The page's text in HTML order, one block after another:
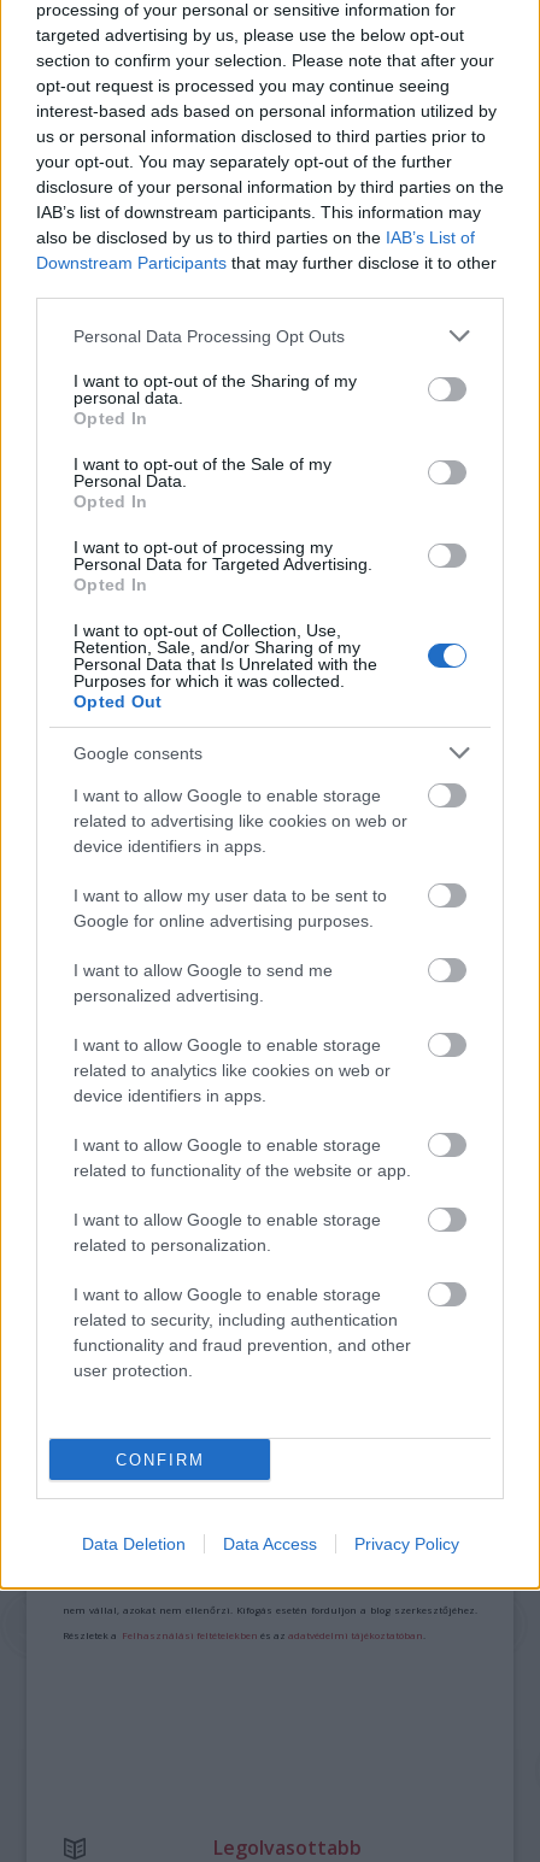
processing of your personal or sensitive information for
targeted advertising by us, please use the below opt-out
section to confirm your selection. Please note that after your
opt-out request is processed you may continue seeing
interest-based ads based on personal information utilized by
us or personal information disclosed to third parties prior to
your opt-out. You may separately opt-out of the further
disclosure of your personal information by third parties on the
IAB’s list of downstream participants. This information may
also be disclosed by us to third parties on the IAB’s List of
Downstream Participants that may further disclose it to other
Please note that this website/app uses one or more Google
not limited to your visit or usage behaviour. You may click to
grant or deny consent to Google and its third-party tags to
use your data for below specified purposes in below Google
consent section.
Personal Data Processing Opt Outs
I want to opt-out of the Sharing of my
personal data.
Opted In
I want to opt-out of the Sale of my
Personal Data.
Opted In
I want to opt-out of processing my
Personal Data for Targeted Advertising.
Opted In
I want to opt-out of Collection, Use,
Retention, Sale, and/or Sharing of my
Personal Data that Is Unrelated with the
Purposes for which it was collected.
Opted Out
Google consents
I want to allow Google to enable storage
related to advertising like cookies on web or
device identifiers in apps.
I want to allow my user data to be sent to
Google for online advertising purposes.
I want to allow Google to send me
personalized advertising.
I want to allow Google to enable storage
related to analytics like cookies on web or
device identifiers in apps.
I want to allow Google to enable storage
related to functionality of the website or app.
I want to allow Google to enable storage
related to personalization.
I want to allow Google to enable storage
related to security, including authentication
functionality and fraud prevention, and other
user protection.
CONFIRM
Data Deletion Data Access Privacy Policy
filmfesztivál fődíját , a Kristály Glóbuszt. Azóta
több nemzetközi filmfesztiválon szerepelt,
Haifában elismerő oklevelet kapott, a
napokban láthatta az ausztrál közönség
Adelaide-ban, a dél-koreai nézőknek pedig a
Puszani Nemzetközi Filmfesztiválon mutatták
be.
A Magyar Nemzeti Filmalap 180 millió
forinttal támogatta a filmet. A produkció
európai koprodukcióban készült a magyar
Hunnia Film Stúdió és a német Intuit Pictures
francia Dolce Vita Films részvételével az
Európai Unió MEDIA Programja, az
támogatásával.
USA Film Díjak Szász János Filmfesztivál Magyar film
Színészek
SZEMBE MERSZ NÉZNI AZZAL, AKIVÉ
VÁLHATTÁL VOLNA?
MEGHÓDÍTOTTA LAS VEGAST IS
ENYEDI ILDIKÓ ÉS PAOLO SORRENTINO ÚJ
FILMJEIT IS DÍJAZTÁK VELENCÉBEN
A bejegyzés trackback címe:
https://kulturpart.hu/api/trackback/id/7927024
Kommentek:
nem vállal, azokat nem ellenőrzi. Kifogás esetén forduljon a blog szerkesztőjéhez.
Részletek a Felhasználási feltételekben és azadatvédelmi tájékoztatóban
Legolvasottabb